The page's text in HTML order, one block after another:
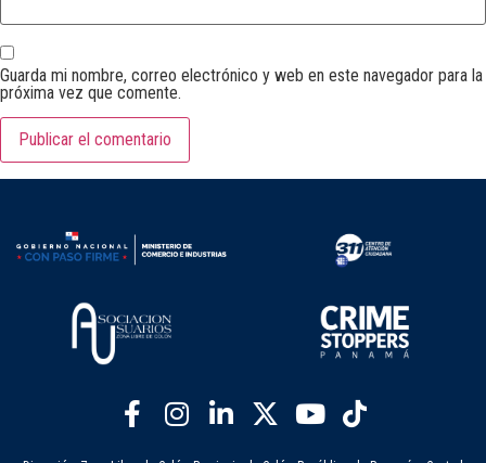
Guarda mi nombre, correo electrónico y web en este navegador para la
próxima vez que comente.